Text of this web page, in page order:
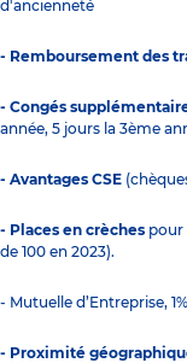
d'ancienneté
- Remboursement des
- Congés
année, 5 jours la 3ème
- Avantages CSE
- Places en crèches pour
de 100 en 2023).
- Mutuelle d’Entreprise,
- Proximité